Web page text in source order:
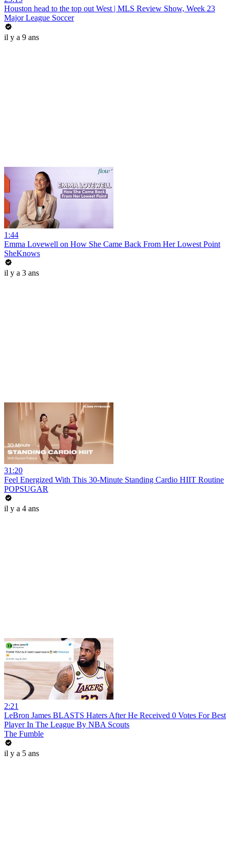
Houston head to the top out West | MLS Review Show, Week 23
Major League Soccer
il y a 9 ans
1:44
Emma Lovewell on How She Came Back From Her Lowest Point
SheKnows
il y a 3 ans
31:20
Feel Energized With This 30-Minute Standing Cardio HIIT Routine
POPSUGAR
il y a 4 ans
2:21
LeBron James BLASTS Haters After He Received 0 Votes For Best
Player In The League By NBA Scouts
The Fumble
il y a 5 ans